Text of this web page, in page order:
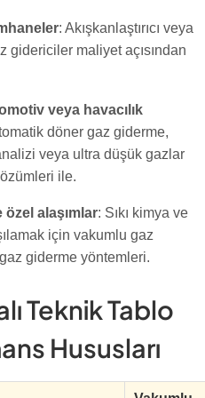
: Akışkanlaştırıcı veya
gidericiler maliyet açısından
veya havacılık
döner gaz giderme,
veya ultra düşük gazlar
ile.
özel alaşımlar: Sıkı kimya ve
için vakumlu gaz
giderme yöntemleri.
Teknik Tablo
Hususları